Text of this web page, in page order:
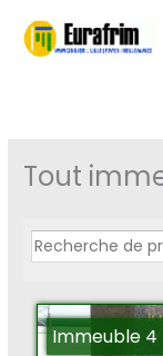
contenu
Tout
Immeuble 4